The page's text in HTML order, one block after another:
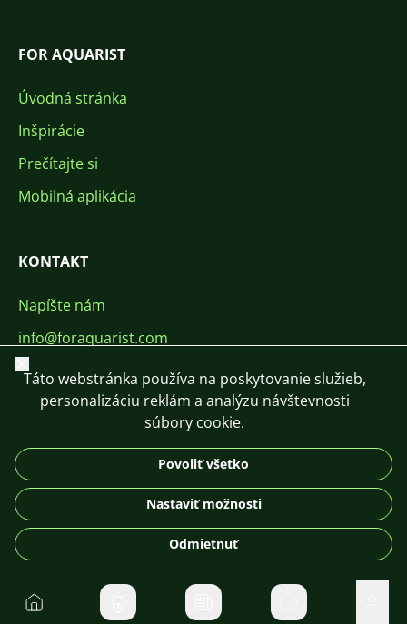
FOR AQUARIST
Úvodná stránka
Inšpirácie
Prečítajte si
Mobilná aplikácia
KONTAKT
Napíšte nám
info@foraquarist.com
+420 603 449 602
DE
© 2026 For Aquarist
Domov Súkromné správy
Zavrieť
Táto webstránka používa na poskytovanie služieb,
personalizáciu reklám a analýzu návštevnosti
súbory cookie.
Povoliť všetko
Nastaviť možnosti
Odmietnuť